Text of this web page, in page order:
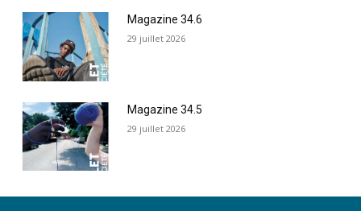
Magazine 34.6
29 juillet 2026
Magazine 34.5
29 juillet 2026